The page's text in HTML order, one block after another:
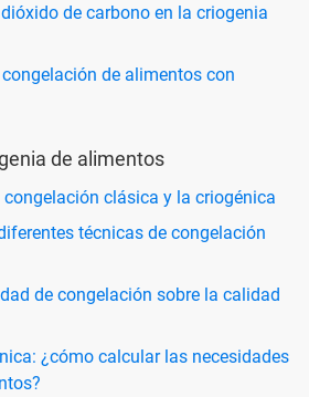
de carbono en la criogenia
de alimentos con
de alimentos
clásica y la criogénica
técnicas de congelación
de congelación sobre la calidad
¿cómo calcular las necesidades